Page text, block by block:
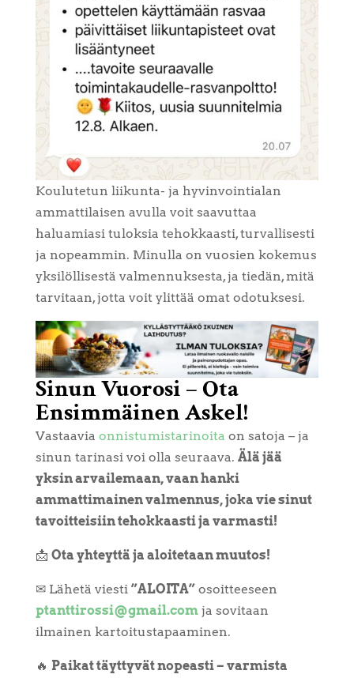
Koulutetun liikunta- ja hyvinvointialan
ammattilaisen avulla voit saavuttaa
haluamiasi tuloksia tehokkaasti, turvallisesti
ja nopeammin. Minulla on vuosien kokemus
yksilöllisestä valmennuksesta, ja tiedän, mitä
tarvitaan, jotta voit ylittää omat odotuksesi.
Sinun Vuorosi – Ota
Ensimmäinen Askel!
Vastaavia onnistumistarinoita on satoja – ja
sinun tarinasi voi olla seuraava. Älä jää
yksin arvailemaan, vaan hanki
ammattimainen valmennus, joka vie sinut
tavoitteisiin tehokkaasti ja varmasti!
📩 Ota yhteyttä ja aloitetaan muutos!
✉ Lähetä viesti ”ALOITA”osoitteeseen
ptanttirossi@gmail.comja sovitaan
ilmainen kartoitustapaaminen.
🔥 Paikat täyttyvät nopeasti – varmista